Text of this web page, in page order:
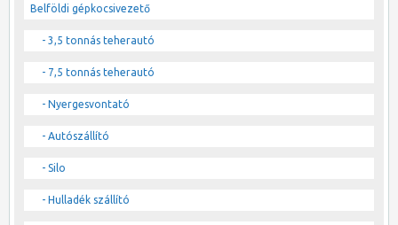
Belföldi gépkocsivezető
- 3,5 tonnás teherautó
- 7,5 tonnás teherautó
- Nyergesvontató
- Autószállító
- Silo
- Hulladék szállító